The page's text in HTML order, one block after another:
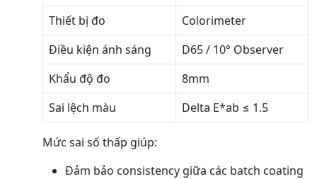
Thiết bị đo
Colorimeter
Điều kiện ánh sáng
D65 / 10° Observer
Khẩu độ đo
8mm
Sai lệch màu
Delta E*ab ≤ 1.5
Mức sai số thấp giúp:
Đảm bảo consistency giữa các batch coating